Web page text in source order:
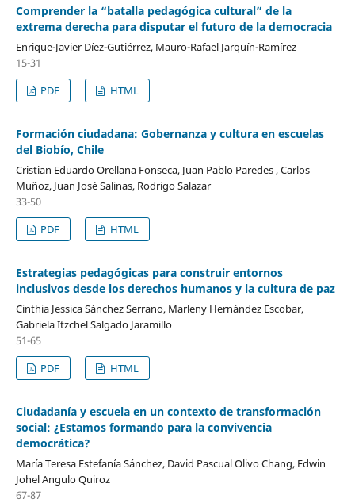
Comprender la “batalla pedagógica cultural” de la
extrema derecha para disputar el futuro de la democracia
Enrique-Javier Díez-Gutiérrez, Mauro-Rafael Jarquín-Ramírez
15-31
PDF
HTML
Formación ciudadana: Gobernanza y cultura en escuelas
del Biobío, Chile
Cristian Eduardo Orellana Fonseca, Juan Pablo Paredes , Carlos
Muñoz, Juan José Salinas, Rodrigo Salazar
33-50
PDF
HTML
Estrategias pedagógicas para construir entornos
inclusivos desde los derechos humanos y la cultura de paz
Cinthia Jessica Sánchez Serrano, Marleny Hernández Escobar,
Gabriela Itzchel Salgado Jaramillo
51-65
PDF
HTML
Ciudadanía y escuela en un contexto de transformación
social: ¿Estamos formando para la convivencia
democrática?
María Teresa Estefanía Sánchez, David Pascual Olivo Chang, Edwin
Johel Angulo Quiroz
67-87